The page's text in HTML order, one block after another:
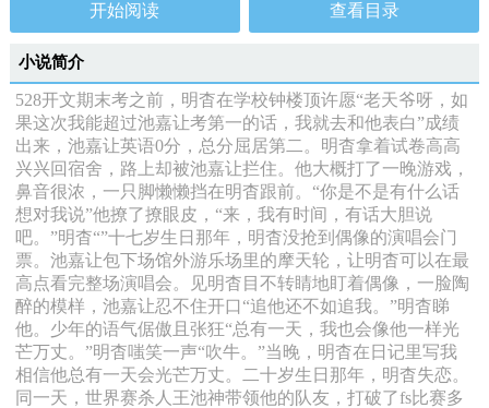
开始阅读 查看目录
小说简介
528开文期末考之前，明杳在学校钟楼顶许愿“老天爷呀，如
果这次我能超过池嘉让考第一的话，我就去和他表白”成绩
出来，池嘉让英语0分，总分屈居第二。明杳拿着试卷高高
兴兴回宿舍，路上却被池嘉让拦住。他大概打了一晚游戏，
鼻音很浓，一只脚懒懒挡在明杳跟前。“你是不是有什么话
想对我说”他撩了撩眼皮，“来，我有时间，有话大胆说
吧。”明杳“”十七岁生日那年，明杳没抢到偶像的演唱会门
票。池嘉让包下场馆外游乐场里的摩天轮，让明杳可以在最
高点看完整场演唱会。见明杳目不转睛地盯着偶像，一脸陶
醉的模样，池嘉让忍不住开口“追他还不如追我。”明杳睇
他。少年的语气倨傲且张狂“总有一天，我也会像他一样光
芒万丈。”明杳嗤笑一声“吹牛。”当晚，明杳在日记里写我
相信他总有一天会光芒万丈。二十岁生日那年，明杳失恋。
同一天，世界赛杀人王池神带领他的队友，打破了fs比赛多